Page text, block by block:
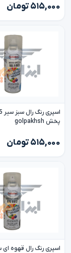
۵۱۵,۰۰۰ تومان
پخش golpakhsh
۵۱۵,۰۰۰ تومان